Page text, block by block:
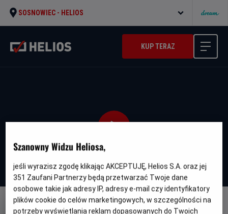
SOSNOWIEC - HELIOS
KUP TERAZ
DUBBING WERSJA JĘZYKOWA UA
Szanowny Widzu Heliosa,
jeśli wyrazisz zgodę klikając AKCEPTUJĘ, Helios S.A. oraz jej
351 Zaufani Partnerzy będą przetwarzać Twoje dane
osobowe takie jak adresy IP, adresy e-mail czy identyfikatory
plików cookie do celów marketingowych, w szczególności na
potrzeby wyświetlania reklam dopasowanych do Twoich